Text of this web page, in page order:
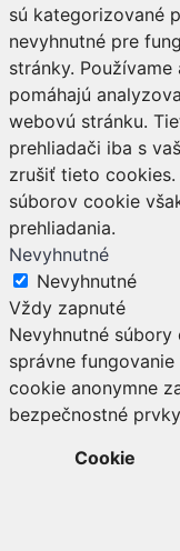
sú kategorizované
nevyhnutné pre
stránky.
pomáhajú
webovú stránku.
prehliadači iba s
zrušiť tieto
súborov cookie
prehliadania.
Nevyhnutné
Nevyhnutné
Vždy zapnuté
Nevyhnutné
správne
cookie anonymne
bezpečnostné
Cookie